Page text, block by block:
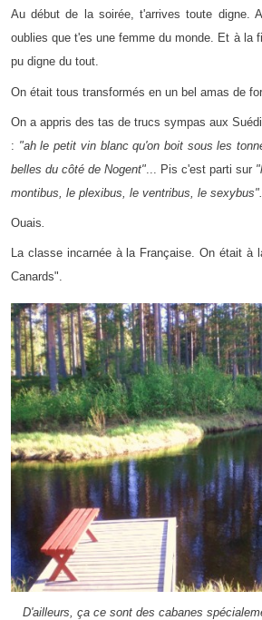
Au début de la soirée, t'arrives toute digne.
oublies que t'es une femme du monde. Et à la
pu digne du tout.
On était tous transformés en un bel amas de
On a appris des tas de trucs sympas aux
: "ah le petit vin blanc qu'on boit sous les
belles du côté de Nogent" ... Pis c'est parti sur
montibus, le plexibus, le ventribus, le
Ouais.
La classe incarnée à la Française. On était à
Canards".
D'ailleurs, ça ce sont des cabanes